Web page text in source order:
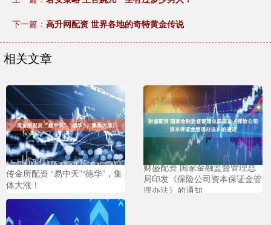
下一篇： 高升网配资 世界各地的奇特黄金传说
相关文章
传金所配资 “易中天”“德华”，集
体大涨！
财盛配资 国家金融监督管理总
局印发《保险公司资本保证金管
理办法》的通知